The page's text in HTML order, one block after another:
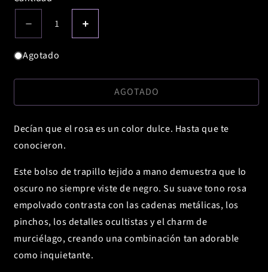
REDUCIR
CANTIDAD
PARA
BELLADONNA
DE
AUMENTAR
CANTIDAD
DE
TRAPILLO)
Agotado
AGOTADO
Decían que el rosa es un color dulce. Hasta que te
conocieron.
Este bolso de trapillo tejido a mano demuestra que lo
oscuro no siempre viste de negro. Su suave tono rosa
empolvado contrasta con las cadenas metálicas, los
pinchos, los detalles ocultistas y el charm de
murciélago, creando una combinación tan adorable
como inquietante.